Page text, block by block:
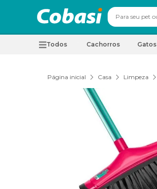
Todos Cachorros Gatos
Página inicial Casa Limpeza